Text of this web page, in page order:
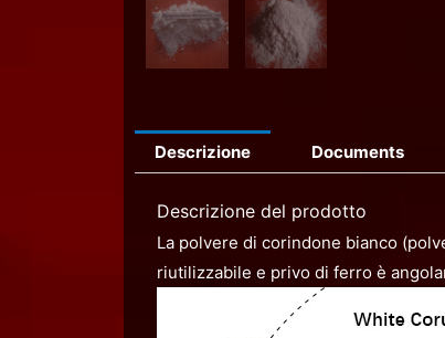
Descrizione Documents
Descrizione del prodotto
La polvere di corindone bianco
riutilizzabile e privo di ferro è